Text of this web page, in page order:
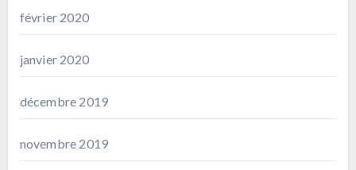
février 2020
janvier 2020
décembre 2019
novembre 2019